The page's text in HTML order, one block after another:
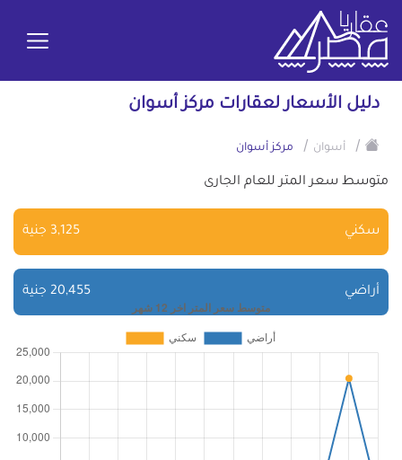
دليل الأسعار لعقارات مركز أسوان
/ أسوان / مركز أسوان
متوسط سعر المتر للعام الجارى
سكني 3,125 جنية
أراضي 20,455 جنية